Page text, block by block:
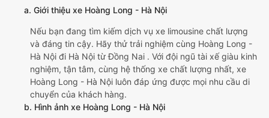
a. Giới thiệu xe Hoàng Long - Hà Nội
Nếu bạn đang tìm kiếm dịch vụ xe limousine chất lượng
và đáng tin cậy. Hãy thử trải nghiệm cùng Hoàng Long -
Hà Nội đi Hà Nội từ Đồng Nai . Với đội ngũ tài xế giàu kinh
nghiệm, tận tâm, cùng hệ thống xe chất lượng nhất, xe
Hoàng Long - Hà Nội luôn đáp ứng được mọi nhu cầu di
chuyển của khách hàng.
b. Hình ảnh xe Hoàng Long - Hà Nội